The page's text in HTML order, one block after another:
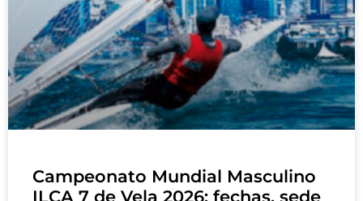
Campeonato Mundial Masculino
ILCA 7 de Vela 2026: fechas, sede